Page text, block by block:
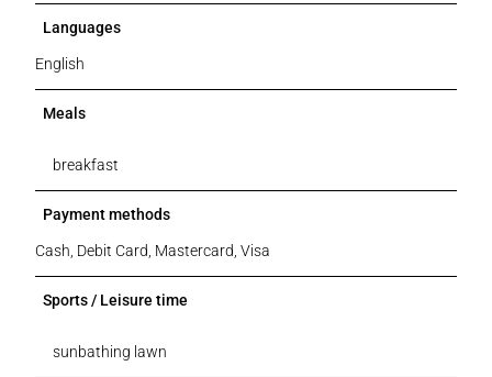
Languages
English
Meals
breakfast
Payment methods
Cash, Debit Card, Mastercard, Visa
Sports / Leisure time
sunbathing lawn